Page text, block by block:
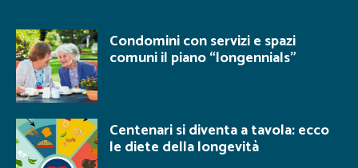
Condomini con servizi e spazi
comuni il piano “longennials”
Centenari si diventa a tavola: ecco
le diete della longevità